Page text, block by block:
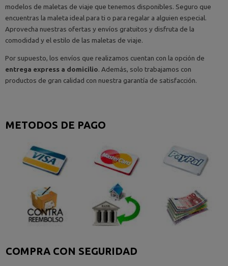
METODOS DE PAGO
COMPRA CON SEGURIDAD
modelos de maletas de viaje que tenemos disponibles. Seguro que
encuentras la maleta ideal para ti o para regalar a alguien especial.
Aprovecha nuestras ofertas y envíos gratuitos y disfruta de la
comodidad y el estilo de las maletas de viaje.
Por supuesto, los envíos que realizamos cuentan con la opción de
entrega express a domicilio. Además, solo trabajamos con
productos de gran calidad con nuestra garantía de satisfacción.